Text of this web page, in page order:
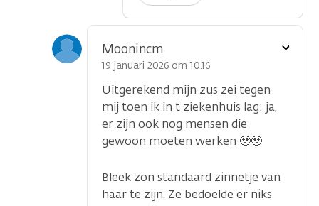
Moonincm
19 januari 2026 om 10.16
Uitgerekend mijn zus zei tegen
mij toen ik in t ziekenhuis lag: ja,
er zijn ook nog mensen die
gewoon moeten werken 🥹🥹
Bleek zon standaard zinnetje van
haar te zijn. Ze bedoelde er niks
Toon